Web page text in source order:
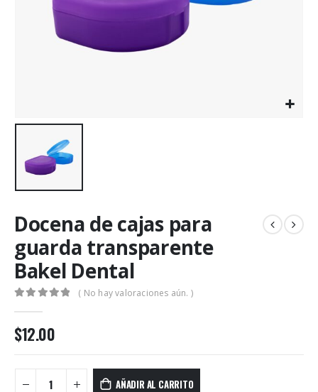
Docena de cajas para
guarda transparente
Bakel Dental
( No hay valoraciones aún. )
$12.00
AÑADIR AL CARRITO